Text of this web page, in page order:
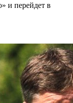
и перейдет в